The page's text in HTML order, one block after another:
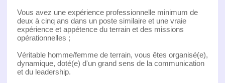
Vous avez une expérience professionnelle minimum de
deux à cinq ans dans un poste similaire et une vraie
expérience et appétence du terrain et des missions
opérationnelles ;
Véritable homme/femme de terrain, vous êtes organisé(e),
dynamique, doté(e) d'un grand sens de la communication
et du leadership.